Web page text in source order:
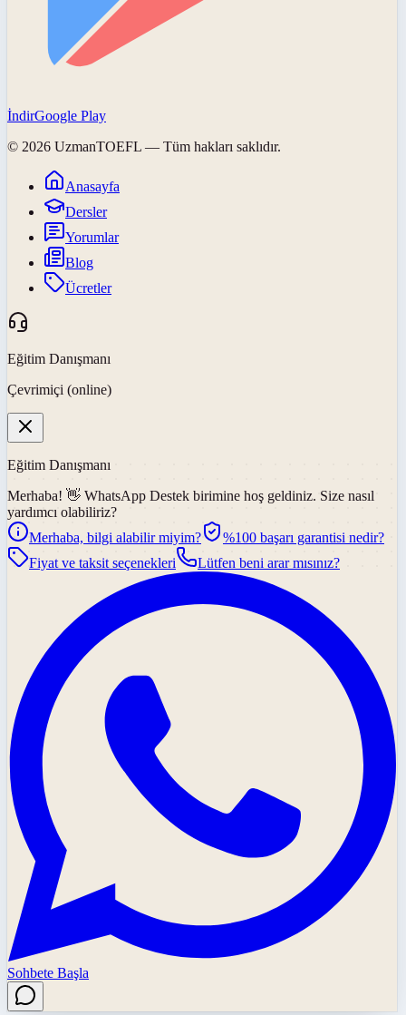
İndirGoogle Play
© 2026 UzmanTOEFL — Tüm hakları saklıdır.
Anasayfa
Dersler
Yorumlar
Blog
Ücretler
Eğitim Danışmanı
Çevrimiçi (online)
Eğitim Danışmanı
Merhaba! 👋 WhatsApp Destek birimine hoş geldiniz. Size nasıl
yardımcı olabiliriz?
Merhaba, bilgi alabilir miyim?
%100 başarı garantisi nedir?
Fiyat ve taksit seçenekleri
Lütfen beni arar mısınız?
Sohbete Başla